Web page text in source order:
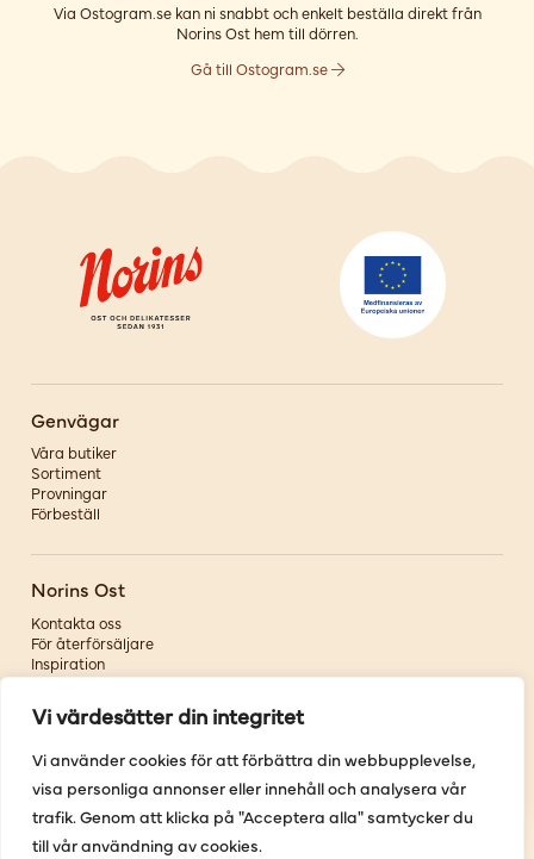
Vi värdesätter din integritet
Vi använder cookies för att förbättra din webbupplevelse,
visa personliga annonser eller innehåll och analysera vår
trafik. Genom att klicka på "Acceptera alla" samtycker du
till vår användning av cookies.
Via Ostogram.se kan ni snabbt och enkelt beställa direkt från
Norins Ost hem till dörren.
Gå till Ostogram.se
Genvägar
Våra butiker
Sortiment
Provningar
Förbeställ
Norins Ost
Kontakta oss
För återförsäljare
Inspiration
Om oss
Följ oss
Facebook
Instagram
Youtube